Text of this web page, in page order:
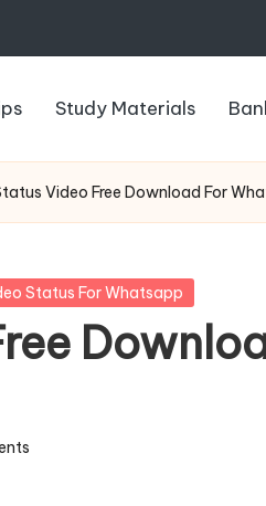
Study Materials
Video Free Download For
Status For Whatsapp